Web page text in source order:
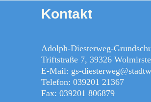
Kontakt
Adolph-Diesterweg-
Triftstraße 7, 39326
E-Mail: gs-
Telefon: 039201 21367
Fax: 039201 806879